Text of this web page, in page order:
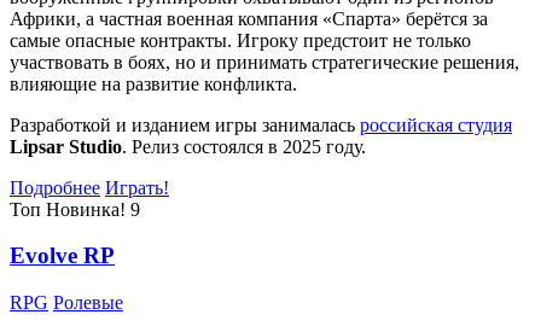
Африки, а частная военная компания «Спарта» берётся за
самые опасные контракты. Игроку предстоит не только
участвовать в боях, но и принимать стратегические решения,
влияющие на развитие конфликта.
Разработкой и изданием игры занималась российская студия
Lipsar Studio. Релиз состоялся в 2025 году.
Подробнее Играть!
Топ Новинка! 9
Evolve RP
RPG Ролевые